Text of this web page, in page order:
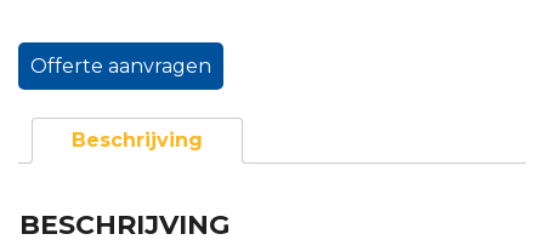
Offerte aanvragen
Beschrijving
BESCHRIJVING